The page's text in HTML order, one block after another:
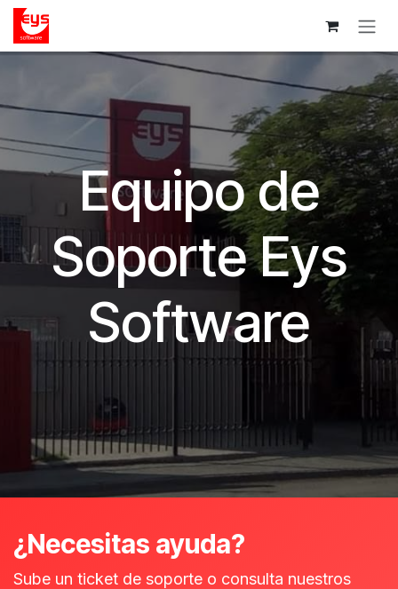
Ir al contenido
Equipo de
Soporte Eys
Software
¿Necesitas ayuda?
Sube un ticket de soporte o consulta nuestros